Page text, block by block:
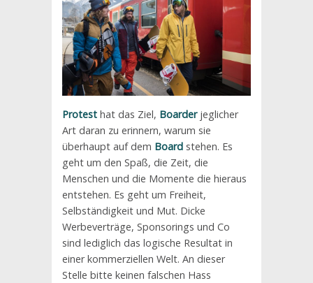
Protest hat das Ziel, Boarder jeglicher
Art daran zu erinnern, warum sie
überhaupt auf dem Board stehen. Es
geht um den Spaß, die Zeit, die
Menschen und die Momente die hieraus
entstehen. Es geht um Freiheit,
Selbständigkeit und Mut. Dicke
Werbeverträge, Sponsorings und Co
sind lediglich das logische Resultat in
einer kommerziellen Welt. An dieser
Stelle bitte keinen falschen Hass